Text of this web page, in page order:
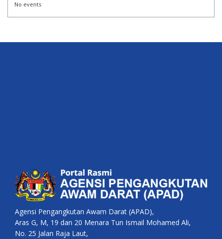
No events
Agensi Pengangkutan Awam Darat (APAD),
Aras G, M, 19 dan 20 Menara Tun Ismail Mohamed Ali,
No. 25 Jalan Raja Laut,